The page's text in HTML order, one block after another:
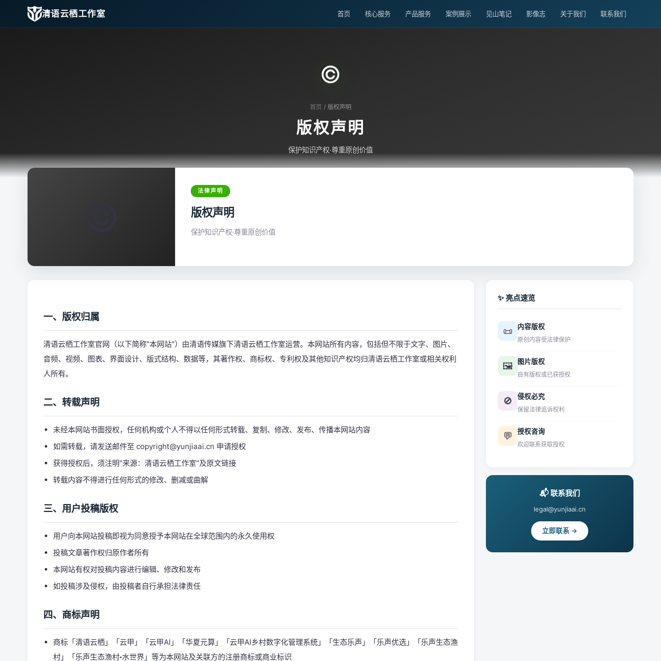
清语云栖工作室 首页 核心服务 产品服务 案例展示 见山笔记 影像志 关于我们 联系我们
©️
首页 / 版权声明
版权声明
保护知识产权·尊重原创价值
法律声明
版权声明
保护知识产权·尊重原创价值
一、版权归属
清语云栖工作室官网（以下简称"本网站"）由清语传媒旗下清语云栖工作室运营。本网站所有内容，包括但不限于文字、图片、
音频、视频、图表、界面设计、版式结构、数据等，其著作权、商标权、专利权及其他知识产权均归清语云栖工作室或相关权利
人所有。
二、转载声明
未经本网站书面授权，任何机构或个人不得以任何形式转载、复制、修改、发布、传播本网站内容
如需转载，请发送邮件至 copyright@yunjiaai.cn 申请授权
获得授权后，须注明"来源：清语云栖工作室"及原文链接
转载内容不得进行任何形式的修改、删减或曲解
三、用户投稿版权
用户向本网站投稿即视为同意授予本网站在全球范围内的永久使用权
投稿文章著作权归原作者所有
本网站有权对投稿内容进行编辑、修改和发布
如投稿涉及侵权，由投稿者自行承担法律责任
四、商标声明
商标「清语云栖」 「云甲」 「云甲AI」 「华夏元算」 「云甲AI乡村数字化管理系统」 「生态乐声」 「乐声优选」
「乐声生态渔
村」
「乐声生态渔村•水世界 」 等为本网站及关联方的注册商标或商业标识
✨ 亮点速览
📜 内容版权
原创内容受法律保护
🖼️ 图片版权
自有版权或已获授权
🚫 侵权必究
保留法律追诉权利
💬 授权咨询
欢迎联系获取授权
📬 联系我们
legal@yunjiaai.cn
立即联系 →